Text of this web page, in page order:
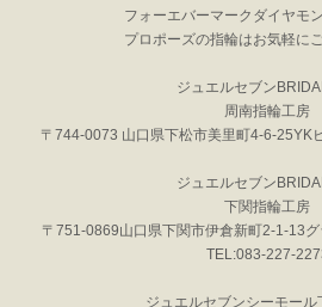
フォーエバーマークダイヤモ
プロポーズの指輪はお気軽に
ジュエルセブン
周南指輪工房
〒744-0073 山口県下松市美里町4-6-
ジュエルセブン
下関指輪工房
〒751-0869山口県下関市伊倉新町2-1-13
TEL:083-227-
ジュエルセブンシーモール